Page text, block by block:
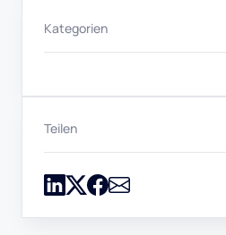
Kategorien
Teilen